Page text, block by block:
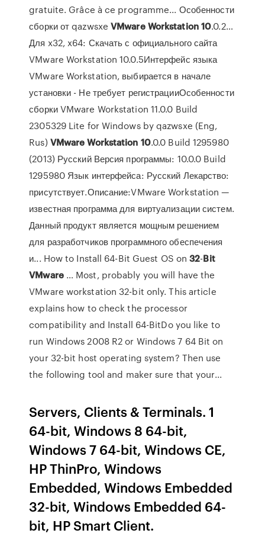
gratuite. Grâce à ce programme... Особенности
сборки от qazwsxeVMware Workstation10.0.2…
Для x32, x64: Скачать с официального сайта
VMware Workstation 10.0.5Интерфейс языка
VMware Workstation, выбирается в начале
установки - Не требует регистрацииОсобенности
сборки VMware Workstation 11.0.0 Build
2305329 Lite for Windows by qazwsxe (Eng,
Rus) VMware Workstation 10.0.0 Build 1295980
(2013) Русский Версия программы: 10.0.0 Build
1295980 Язык интерфейса: Русский Лекарство:
присутствует.Описание:VMware Workstation —
известная программа для виртуализации систем.
Данный продукт является мощным решением
для разработчиков программного обеспечения
и... How to Install 64-Bit Guest OS on32-Bit
VMware… Most, probably you will have the
VMware workstation 32-bit only. This article
explains how to check the processor
compatibility and Install 64-BitDo you like to
run Windows 2008 R2 or Windows 7 64 Bit on
your 32-bit host operating system? Then use
the following tool and maker sure that your...
Servers, Clients & Terminals. 1
64-bit, Windows 8 64-bit,
Windows 7 64-bit, Windows CE,
HP ThinPro, Windows
Embedded, Windows Embedded
32-bit, Windows Embedded 64-
bit, HP Smart Client.